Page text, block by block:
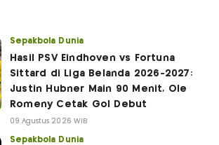
Sepakbola Dunia
Hasil PSV Eindhoven vs Fortuna
Sittard di Liga Belanda 2026-2027:
Justin Hubner Main 90 Menit, Ole
Romeny Cetak Gol Debut
09 Agustus 2026 WIB
Sepakbola Dunia